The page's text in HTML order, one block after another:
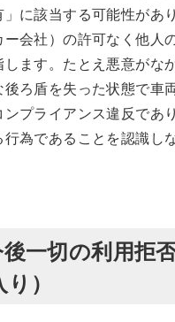
に該当する可能性があ
会社）の許可なく他人
ます。たとえ悪意がな
ろ盾を失った状態で車
プライアンス違反であ
為であることを認識し
一切の利用拒
）